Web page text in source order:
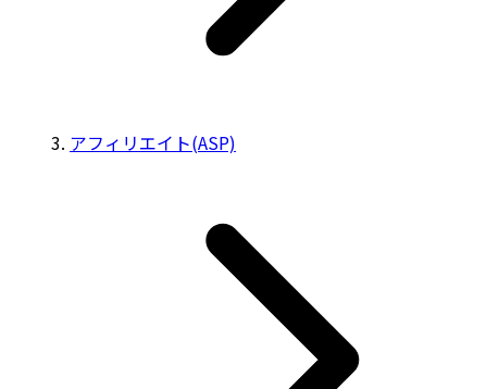
アフィリエイト(ASP)